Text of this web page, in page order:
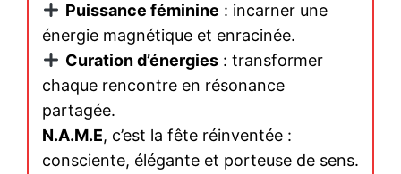
Puissance féminine : incarner une
énergie magnétique et enracinée.
Curation d’énergies: transformer
chaque rencontre en résonance
partagée.
N.A.M.E, c’est la fête réinventée :
consciente, élégante et porteuse de sens.